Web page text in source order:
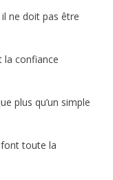
ne doit pas être
la confiance
plus qu’un simple
toute la